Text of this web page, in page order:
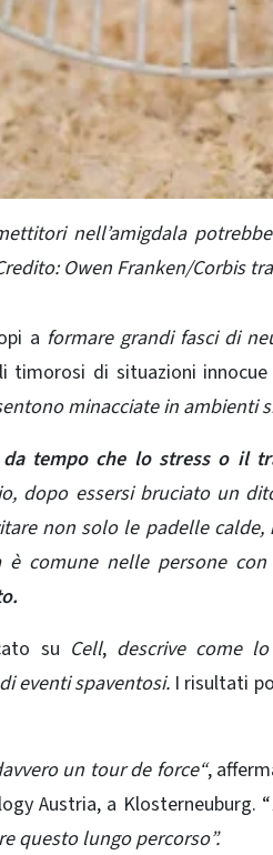
nell’amigdala
Owen Franken/Corbis
a formare grandi fasci di
timorosi di situazioni innocue
minacciate in ambienti
tempo che lo stress o il
dopo essersi bruciato un
non solo le padelle calde,
è comune nelle persone con
su Cell, descrive come
eventi spaventosi.I risultati
un tour de force“,
Austria, a Klosterneuburg. “
questo lungo percorso”.